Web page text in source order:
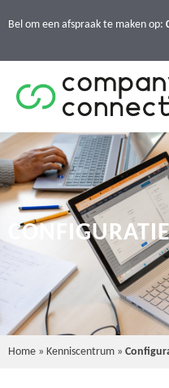
Bel om een afspraak te maken op:
Home » Kenniscentrum »